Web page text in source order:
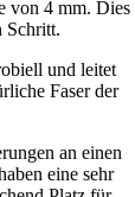
von 4 mm. Dies
Schritt.
und leitet
Faser der
an einen
eine sehr